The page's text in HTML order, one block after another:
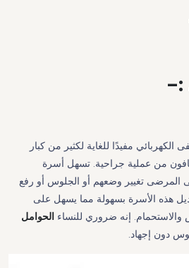
:-
مفيدًا للغاية لكثير من كبار
من عملية جراحية. تسهل أسرة
تغيير وضعهم أو الجلوس أو رفع
هذه الأسرة بسهولة مما يسهل على
إنه ضروري للنساء الحوامل
دون إجهاد.